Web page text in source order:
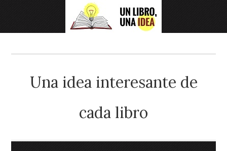
Una idea interesante de
cada libro